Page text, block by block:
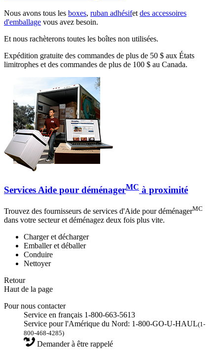
Nous avons tous les boxes, ruban adhésifet des accessoires
d'emballage vous avez besoin.
Et nous rachèterons toutes les boîtes non utilisées.
Expédition gratuite des commandes de plus de 50 $ aux États
limitrophes et des commandes de plus de 100 $ au Canada.
Services Aide pour déménagerMC à proximité
Trouvez des fournisseurs de services d'Aide pour déménagerMC
dans votre secteur et déménagez deux fois plus vite.
Charger et décharger
Emballer et déballer
Conduire
Nettoyer
Retour
Haut de la page
Pour nous contacter
Service en français 1-800-663-5613
Service pour l'Amérique du Nord: 1-800-GO-U-HAUL(1-
800-468-4285)
Demander à être rappelé